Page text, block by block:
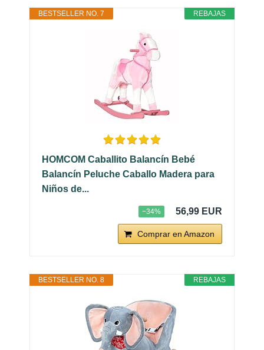
REBAJAS
BESTSELLER NO. 7
HOMCOM Caballito Balancín Bebé
Balancín Peluche Caballo Madera para
Niños de...
−34% 56,99 EUR
Comprar en Amazon
REBAJAS
BESTSELLER NO. 8